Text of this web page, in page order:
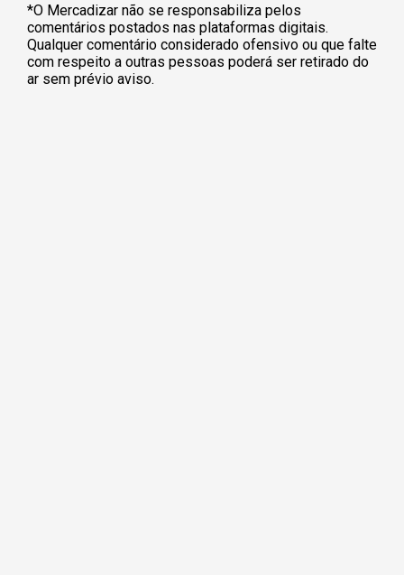
*O Mercadizar não se responsabiliza pelos
comentários postados nas plataformas digitais.
Qualquer comentário considerado ofensivo ou que falte
com respeito a outras pessoas poderá ser retirado do
ar sem prévio aviso.